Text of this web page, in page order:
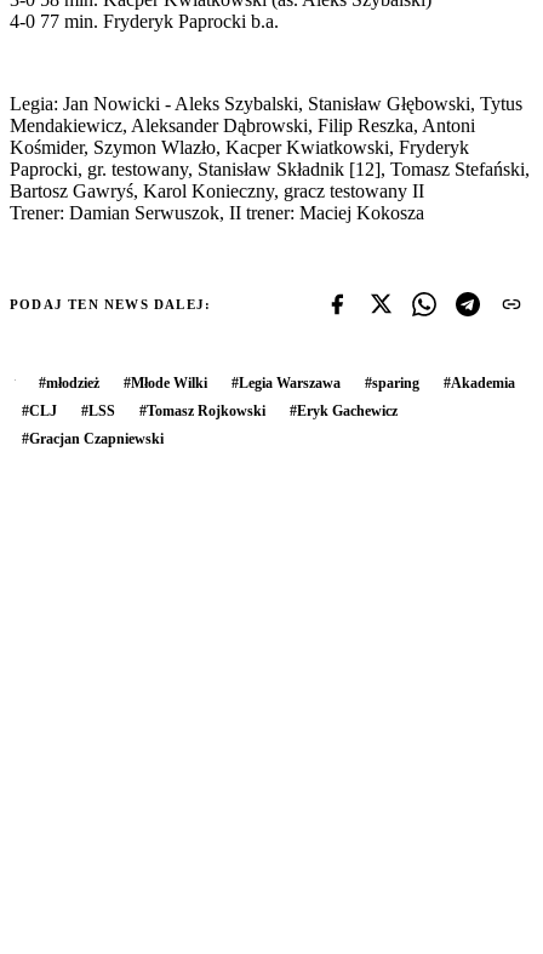
4-0 77 min. Fryderyk Paprocki b.a.
Legia: Jan Nowicki - Aleks Szybalski, Stanisław Głębowski, Tytus
Mendakiewicz, Aleksander Dąbrowski, Filip Reszka, Antoni
Kośmider, Szymon Wlazło, Kacper Kwiatkowski, Fryderyk
Paprocki, gr. testowany, Stanisław Składnik [12], Tomasz Stefański,
Bartosz Gawryś, Karol Konieczny, gracz testowany II
Trener: Damian Serwuszok, II trener: Maciej Kokosza
PODAJ TEN NEWS DALEJ:
#młodzież #Młode Wilki #Legia Warszawa #sparing #Akademia
#CLJ #LSS #Tomasz Rojkowski #Eryk Gachewicz
#Gracjan Czapniewski